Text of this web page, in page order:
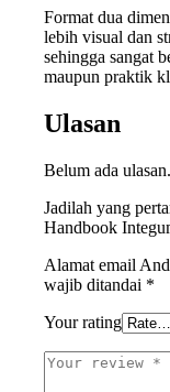
Format dua
lebih visual dan
sehingga sangat
maupun praktik
Ulasan
Belum ada ulasan.
Jadilah yang
Handbook
Alamat email
wajib ditandai *
Your rating